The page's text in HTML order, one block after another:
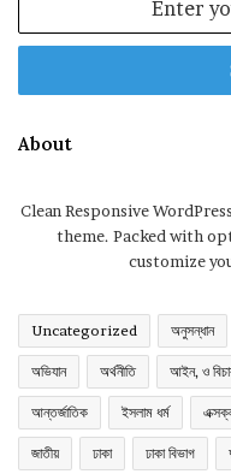
Email
About
Clean Responsive
theme. Packed with
customize
Uncategorized অনুসন্ধান
অভিযান অর্থনীতি আইন, ও
আন্তর্জাতিক ইসলাম ধর্ম
জাতীয় ঢাকা ঢাকা বিভাগ